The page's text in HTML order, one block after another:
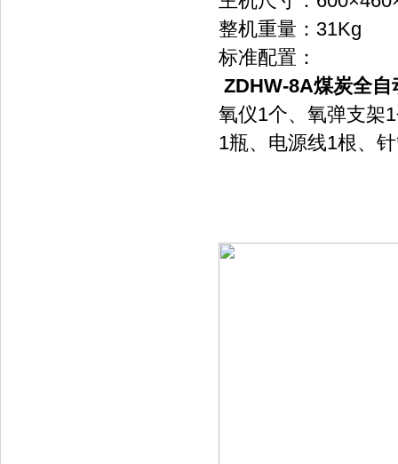
整机重量：31Kg
标准配置：
ZDHW-8A煤炭全自
氧仪1个、氧弹支架
1瓶、电源线1根、